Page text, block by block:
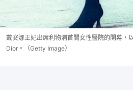
戴安娜王妃出席利物浦首間女性醫院的開幕，
Dior。（Getty Image）